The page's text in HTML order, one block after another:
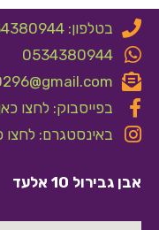
בטלפון: 0534380944 (מענה בשעות הבוקר בלבד)
0534380944
בפייסבוק: לחצו
באינסטגרם: לחצו
אבן גבירול 10 אלעד